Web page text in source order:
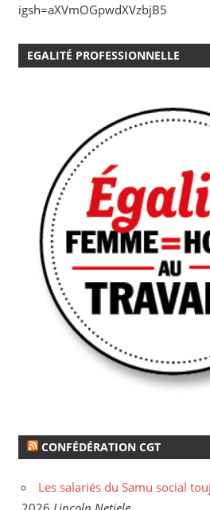
igsh=aXVmOGpwdXVzbjB5
EGALITÉ PROFESSIONNELLE
CONFÉDÉRATION CGT
Les salariés du Samu social